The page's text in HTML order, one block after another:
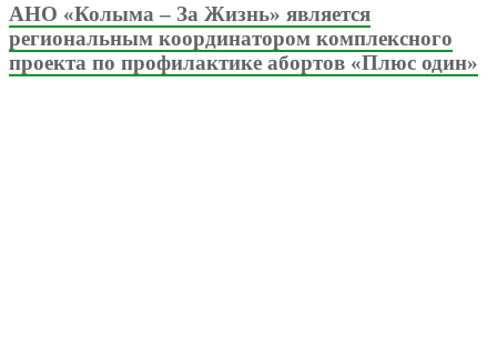
АНО «Колыма – За Жизнь» является
региональным координатором комплексного
проекта по профилактике абортов «Плюс один»